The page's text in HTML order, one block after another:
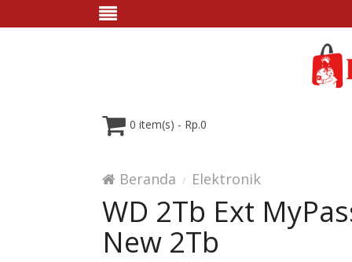
0 item(s) - Rp.0
Beranda Elektronik
WD 2Tb Ext
New 2Tb